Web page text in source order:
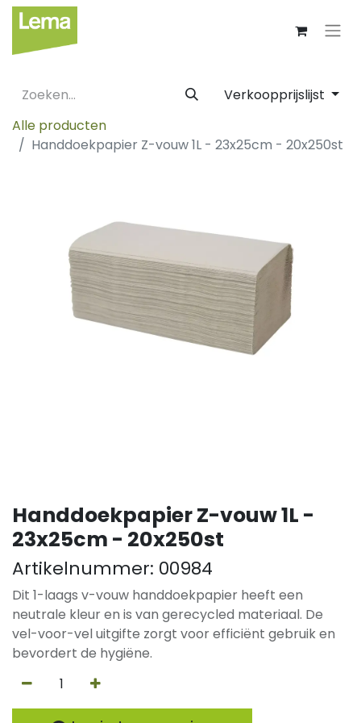
Verkoopprijslijst
Alle producten
Handdoekpapier Z-vouw 1L - 23x25cm - 20x250st
Handdoekpapier Z-vouw 1L -
23x25cm - 20x250st
Artikelnummer: 00984
Dit 1-laags v-vouw handdoekpapier heeft een
neutrale kleur en is van gerecycled materiaal. De
vel-voor-vel uitgifte zorgt voor efficiënt gebruik en
bevordert de hygiëne.